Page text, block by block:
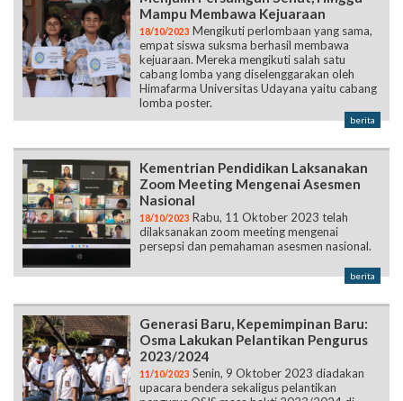
Mampu Membawa Kejuaraan
18/10/2023 Mengikuti perlombaan yang sama,
empat siswa suksma berhasil membawa
kejuaraan. Mereka mengikuti salah satu
cabang lomba yang diselenggarakan oleh
Himafarma Universitas Udayana yaitu cabang
lomba poster.
berita
Kementrian Pendidikan Laksanakan
Zoom Meeting Mengenai Asesmen
Nasional
18/10/2023 Rabu, 11 Oktober 2023 telah
dilaksanakan zoom meeting mengenai
persepsi dan pemahaman asesmen nasional.
berita
Generasi Baru, Kepemimpinan Baru:
Osma Lakukan Pelantikan Pengurus
2023/2024
11/10/2023 Senin, 9 Oktober 2023 diadakan
upacara bendera sekaligus pelantikan